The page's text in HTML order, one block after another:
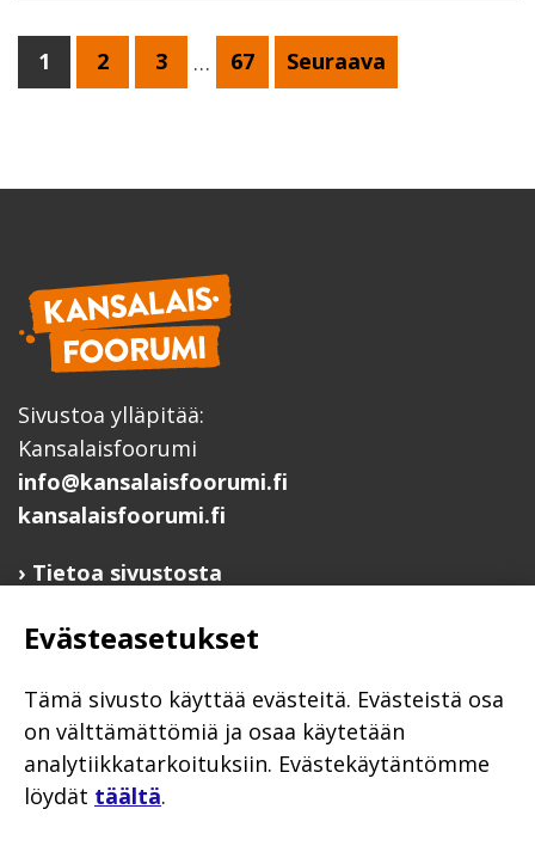
1 2 3 … 67 Seuraava
Sivustoa ylläpitää:
Kansalaisfoorumi
info@kansalaisfoorumi.fi
kansalaisfoorumi.fi
Tietoa sivustosta
Ilmoita järjestösi järjestöhakemistoon
Järjestötietäjä-testi
Anna palautetta
Saavutettavuusseloste
Evästekäytännöt
Evästeasetukset
Tämä sivusto käyttää evästeitä. Evästeistä osa
on välttämättömiä ja osaa käytetään
analytiikkatarkoituksiin. Evästekäytäntömme
löydät täältä.